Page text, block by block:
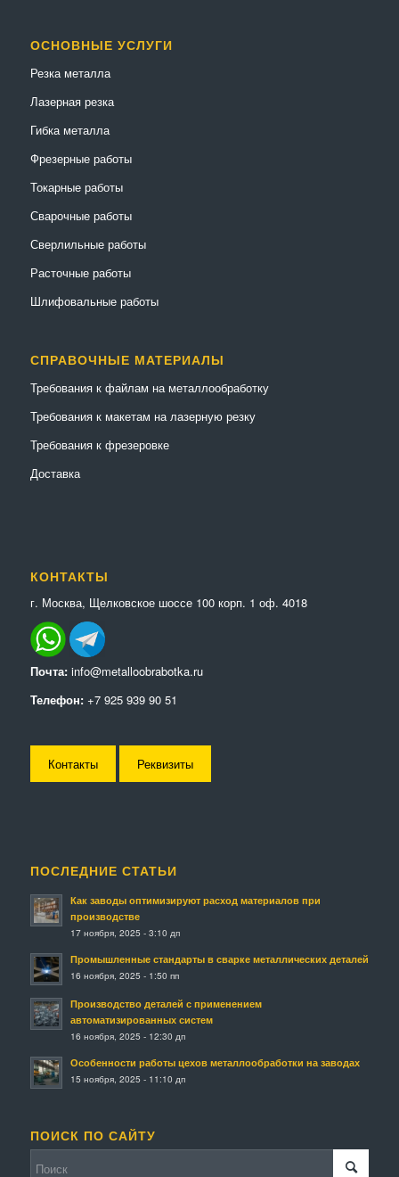
ОСНОВНЫЕ УСЛУГИ
Резка металла
Лазерная резка
Гибка металла
Фрезерные работы
Токарные работы
Сварочные работы
Сверлильные работы
Расточные работы
Шлифовальные работы
СПРАВОЧНЫЕ МАТЕРИАЛЫ
Требования к файлам на металлообработку
Требования к макетам на лазерную резку
Требования к фрезеровке
Доставка
КОНТАКТЫ
г. Москва, Щелковское шоссе 100 корп. 1 оф. 4018
Почта: info@metalloobrabotka.ru
Телефон: +7 925 939 90 51
Контакты Реквизиты
ПОСЛЕДНИЕ СТАТЬИ
Как заводы оптимизируют расход материалов при
производстве
17 ноября, 2025 - 3:10 дп
Промышленные стандарты в сварке металлических деталей
16 ноября, 2025 - 1:50 пп
Производство деталей с применением
автоматизированных систем
16 ноября, 2025 - 12:30 дп
Особенности работы цехов металлообработки на заводах
15 ноября, 2025 - 11:10 дп
ПОИСК ПО САЙТУ